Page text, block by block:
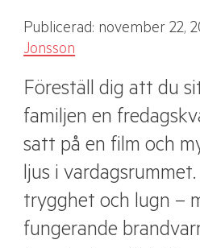
Publicerad: november 22,
Jonsson
Föreställ dig att du
familjen en
satt på en film och
ljus i
trygghet och lugn –
fungerande